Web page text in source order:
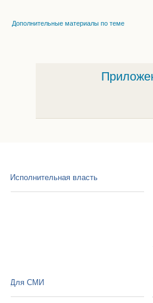
Дополнительные материалы по теме
Исполнительная власть
Для СМИ